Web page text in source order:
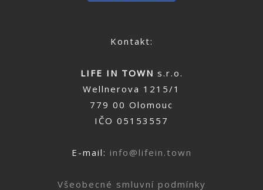
Kontakt:
LIFE IN TOWN s.r.o.
Wellnerova 1215/1
779 00 Olomouc
IČO 05153557
E-mail: info@lifein.town
Všeobecné smluvní podmínky